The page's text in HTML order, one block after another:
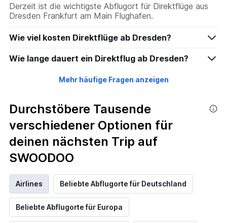
Derzeit ist die wichtigste Abflugort für Direktflüge aus
Dresden Frankfurt am Main Flughafen.
Wie viel kosten Direktflüge ab Dresden?
Wie lange dauert ein Direktflug ab Dresden?
Mehr häufige Fragen anzeigen
Durchstöbere Tausende
verschiedener Optionen für
deinen nächsten Trip auf
SWOODOO
Airlines Beliebte Abflugorte für Deutschland
Beliebte Abflugorte für Europa